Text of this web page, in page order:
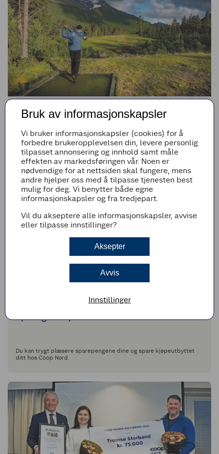
Lokale fordeler
Se de gode tilbudene til våre medlemmer.
Sparing i Coop Nord
Du kan trygt plassere sparepengene dine og spare kjøpeutbyttet
ditt hos Coop Nord.
Bruk av informasjonskapsler
Vi bruker informasjonskapsler (cookies) for å
forbedre brukeropplevelsen din, levere personlig
tilpasset annonsering og innhold samt måle
effekten av markedsføringen vår. Noen er
nødvendige for at nettsiden skal fungere, mens
andre hjelper oss med å tilpasse tjenesten best
mulig for deg. Vi benytter både egne
informasjonskapsler og fra tredjepart.
Vil du akseptere alle informasjonskapsler, avvise
eller tilpasse innstillinger?
Aksepter
Avvis
Innstillinger